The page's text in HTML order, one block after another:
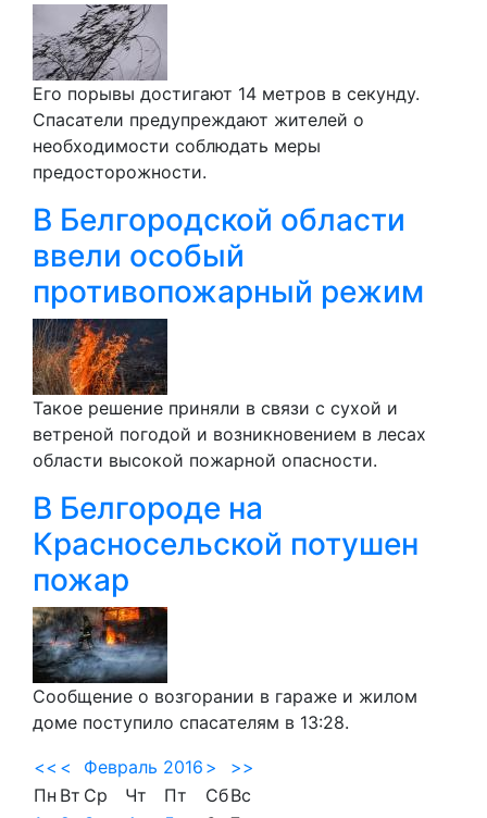
Его порывы достигают 14 метров в секунду.
Спасатели предупреждают жителей о
необходимости соблюдать меры
предосторожности.
В Белгородской области
ввели особый
противопожарный режим
Такое решение приняли в связи с сухой и
ветреной погодой и возникновением в лесах
области высокой пожарной опасности.
В Белгороде на
Красносельской потушен
пожар
Сообщение о возгорании в гараже и жилом
доме поступило спасателям в 13:28.
<< < Февраль 2016 >
>>
Пн Вт Ср Чт Пт СбВс